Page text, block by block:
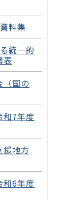
料集
統一的
表
（国の
和7年度
援地方
和6年度